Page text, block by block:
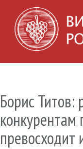
Борис Титов: